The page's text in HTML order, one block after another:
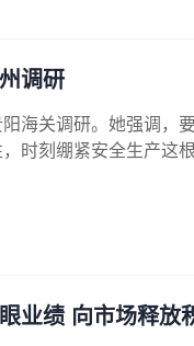
调研
海关调研。她强调，
时刻绷紧安全生产这
业绩 向市场释放